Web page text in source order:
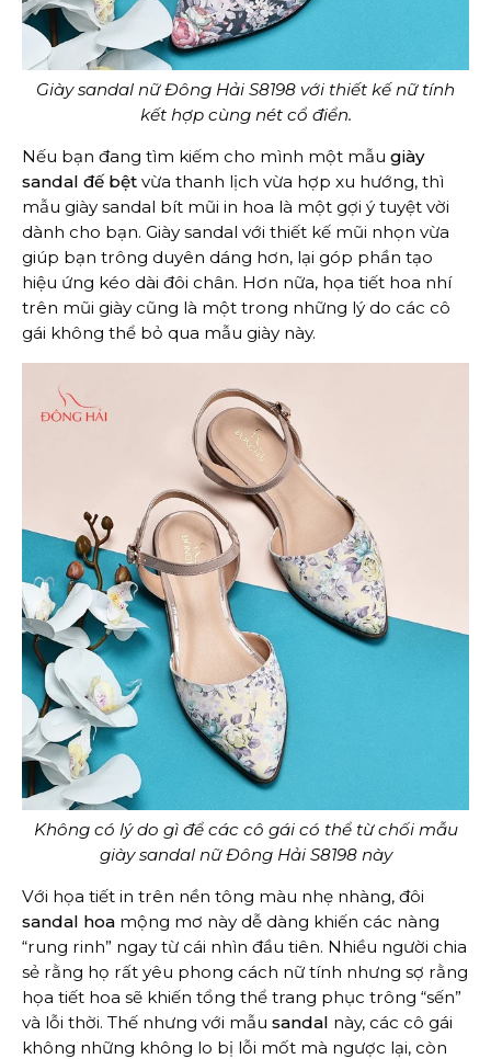
Giày sandal nữ Đông Hải S8198 với thiết kế nữ tính
kết hợp cùng nét cổ điển.
Nếu bạn đang tìm kiếm cho mình một mẫu giày
sandal đế bệt vừa thanh lịch vừa hợp xu hướng, thì
mẫu giày sandal bít mũi in hoa là một gợi ý tuyệt vời
dành cho bạn. Giày sandal với thiết kế mũi nhọn vừa
giúp bạn trông duyên dáng hơn, lại góp phần tạo
hiệu ứng kéo dài đôi chân. Hơn nữa, họa tiết hoa nhí
trên mũi giày cũng là một trong những lý do các cô
gái không thể bỏ qua mẫu giày này.
Không có lý do gì để các cô gái có thể từ chối mẫu
giày sandal nữ Đông Hải S8198 này
Với họa tiết in trên nền tông màu nhẹ nhàng, đôi
sandal hoa mộng mơ này dễ dàng khiến các nàng
“rung rinh” ngay từ cái nhìn đầu tiên. Nhiều người chia
sẻ rằng họ rất yêu phong cách nữ tính nhưng sợ rằng
họa tiết hoa sẽ khiến tổng thể trang phục trông “sến”
và lỗi thời. Thế nhưng với mẫu sandal này, các cô gái
không những không lo bị lỗi mốt mà ngược lại, còn